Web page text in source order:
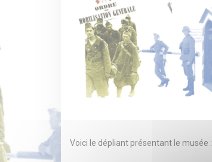
Voici le dépliant présentant le musée :